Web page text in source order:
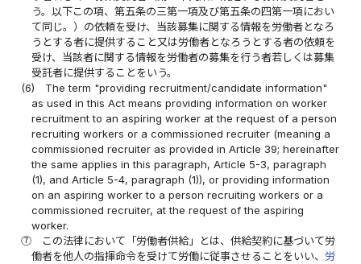
う。以下この項、第五条の三第一項及び第五条の四第一項におい
て同じ。）の依頼を受け、当該募集に関する情報を労働者となろ
うとする者に提供すること又は労働者となろうとする者の依頼を
受け、当該者に関する情報を労働者の募集を行う者若しくは募集
受託者に提供することをいう。
(6)
The term "providing recruitment/candidate information"
as used in this Act means providing information on worker
recruitment to an aspiring worker at the request of a person
recruiting workers or a commissioned recruiter (meaning a
commissioned recruiter as provided in Article 39; hereinafter
the same applies in this paragraph, Article 5-3, paragraph
(1), and Article 5-4, paragraph (1)), or providing information
on an aspiring worker to a person recruiting workers or a
commissioned recruiter, at the request of the aspiring
worker.
⑦
この法律において「労働者供給」とは、供給契約に基づいて労
働者を他人の指揮命令を受けて労働に従事させることをいい、 労